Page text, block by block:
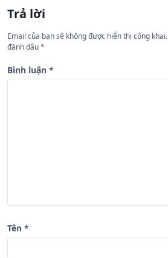
ớ
n
g
b
Trả lời
Email của bạn sẽ không được hiển thị công khai.
đánh dấu*
Bình luận *
Tên *